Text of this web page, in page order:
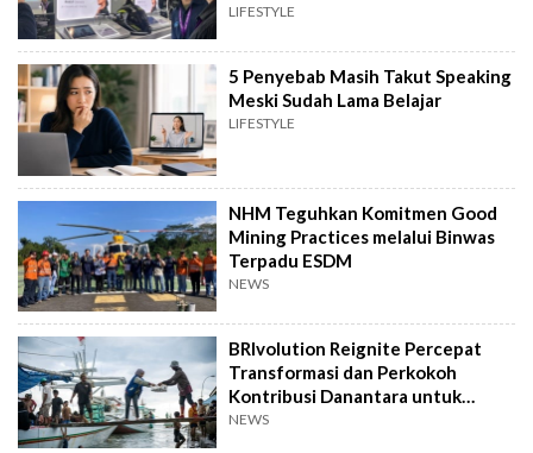
LIFESTYLE
5 Penyebab Masih Takut Speaking
Meski Sudah Lama Belajar
LIFESTYLE
NHM Teguhkan Komitmen Good
Mining Practices melalui Binwas
Terpadu ESDM
NEWS
BRIvolution Reignite Percepat
Transformasi dan Perkokoh
Kontribusi Danantara untuk
Ekonomi Nasional
NEWS